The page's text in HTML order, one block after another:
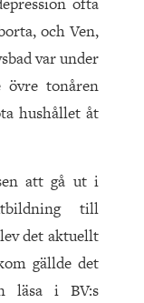
och Ven,
var under
övre tonåren
hushållet åt
att gå ut i
till
det aktuellt
gällde det
läsa i BV:s